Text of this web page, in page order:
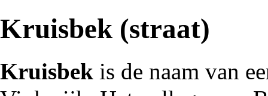
Kruisbek (straat)
Kruisbek is de naam van